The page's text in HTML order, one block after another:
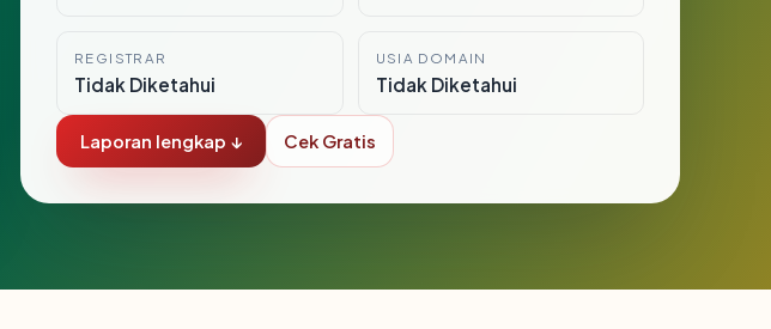
REGISTRAR
Tidak Diketahui
USIA DOMAIN
Tidak Diketahui
Laporan lengkap ↓ Cek Gratis